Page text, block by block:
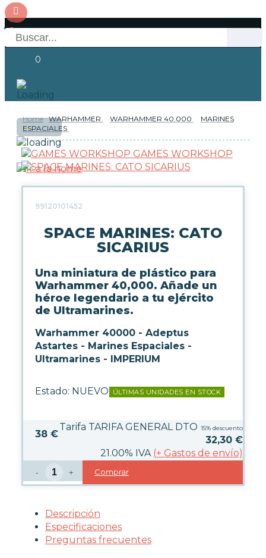
0
Acceso
OFERTAS
RESERVAS
NOVEDADES
FUNKO POP!
COLECCIONISMO
WARHAMMER
FUERZA DE BATALLA
EJÉRCITOS DEL CHAOS
EJÉRCITOS XENOS
MARINES ESPACIALES
REGLAS Y CÓDEX
BLOOD BOWL
HERRAMIENTAS Y ACCESORIOS
PINTURAS
Home WARHAMMER WARHAMMER 40.000
MARINES
ESPACIALES
GAMES WORKSHOP
99120101452
SPACE MARINES: CATO
SICARIUS
Una miniatura de plástico para
Warhammer 40,000. Añade un
héroe legendario a tu ejército
de Ultramarines.
Warhammer 40000 - Adeptus
Astartes - Marines Espaciales -
Ultramarines - IMPERIUM
Estado: NUEVO ÚLTIMAS UNIDADES EN STOCK
38 €
Tarifa TARIFA GENERAL DTO 15%descuento
32,30 €
21.00% IVA (+ Gastos de envío)
- + Comprar
Descripción
Especificaciones
Preguntas frecuentes